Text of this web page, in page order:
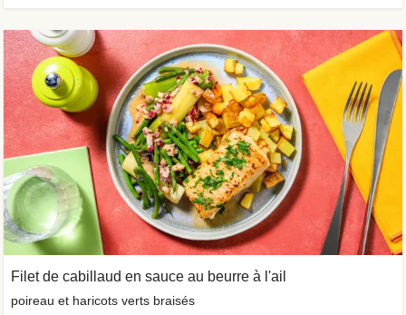
Filet de cabillaud en sauce au beurre à l'ail
poireau et haricots verts braisés